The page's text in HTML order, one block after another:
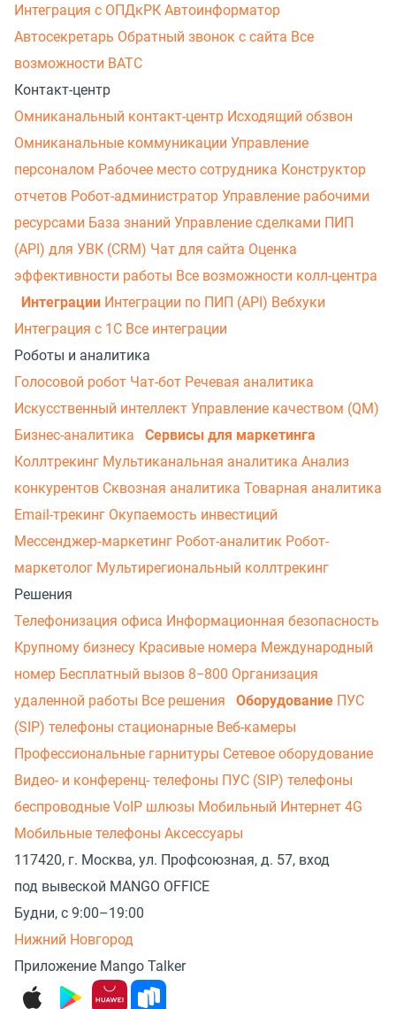
Интеграция с ОПДкРК Автоинформатор
Автосекретарь Обратный звонок с сайта Все
возможности ВАТС
Контакт-центр
Омниканальный контакт-центр Исходящий обзвон
Омниканальные коммуникации Управление
персоналом Рабочее место сотрудника Конструктор
отчетов Робот-администратор Управление рабочими
ресурсами База знаний Управление сделками ПИП
(API) для УВК (CRM) Чат для сайта Оценка
эффективности работы Все возможности колл-центра
Интеграции Интеграции по ПИП (API) Вебхуки
Интеграция с 1С Все интеграции
Роботы и аналитика
Голосовой робот Чат-бот Речевая аналитика
Искусственный интеллект Управление качеством (QM)
Бизнес-аналитика
Сервисы для маркетинга
Коллтрекинг Мультиканальная аналитика Анализ
конкурентов Сквозная аналитика Товарная аналитика
Email-трекинг Окупаемость инвестиций
Мессенджер‑маркетинг Робот-аналитик Робот-
маркетолог Мультирегиональный коллтрекинг
Решения
Телефонизация офиса Информационная безопасность
Крупному бизнесу Красивые номера Международный
номер Бесплатный вызов 8−800 Организация
удаленной работы Все решения Оборудование ПУС
(SIP) телефоны стационарные Веб-камеры
Профессиональные гарнитуры Сетевое оборудование
Видео- и конференц- телефоны ПУС (SIP) телефоны
беспроводные VoIP шлюзы Мобильный Интернет 4G
Мобильные телефоны Аксессуары
117420, г. Москва, ул. Профсоюзная, д. 57, вход
под вывеской MANGO OFFICE
Будни, с 9:00–19:00
Нижний Новгород
Приложение Mango Talker